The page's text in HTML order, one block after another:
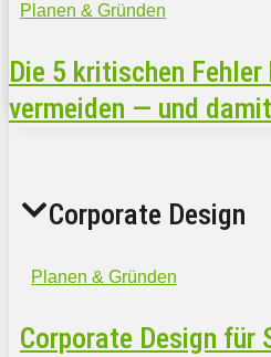
Planen & Gründen
Die 5 kritischen Fehler
vermeiden — und
Corporate Design
Planen & Gründen
Corporate Design für